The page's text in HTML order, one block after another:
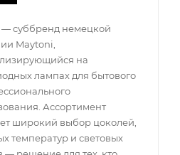
— суббренд немецкой
Maytoni,
на
лампах для бытового
Ассортимент
широкий выбор цоколей,
температур и световых